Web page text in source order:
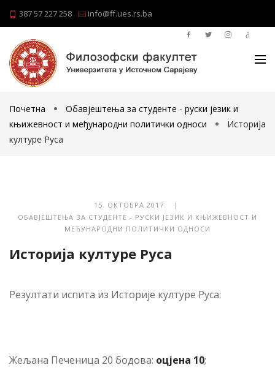
387 57 227 258 info@ff.ues.rs.ba
Почетна
Обавјештења за студенте - руски језик и
књижевност и међународни политички односи
Историја
културе Руса
15. ОКТОБРА 2017. |
ОБАВЈЕШТЕЊА ЗА СТУДЕНТЕ - РУСКИ ЈЕЗИК И КЊИЖЕВНОСТ И
МЕЂУНАРОДНИ ПОЛИТИЧКИ ОДНОСИ
Историја културе Руса
Резултати испита из Историје културе Руса:
Жељана Печеница 20 бодова: оцјена 10;